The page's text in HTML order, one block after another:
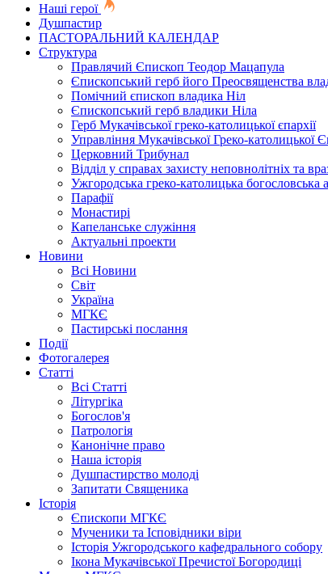
Наші герої
Душпастир
ПАСТОРАЛЬНИЙ КАЛЕНДАР
Структура
Правлячий Єпископ Теодор Мацапула
Єпископський герб його Преосвященства
Помічний єпископ владика Ніл
Єпископський герб владики Ніла
Герб Мукачівської греко-католицької єпархії
Управління Мукачівської Греко-католицької
Церковний Трибунал
Відділ у справах захисту неповнолітніх та
Ужгородська греко-католицька
Парафії
Монастирі
Капеланське служіння
Актуальні проекти
Новини
Всі Новини
Світ
Україна
МГКЄ
Пастирські послання
Події
Фотогалерея
Статті
Всі Статті
Літургіка
Богослов'я
Патрологія
Канонічне право
Наша історія
Душпастирство молоді
Запитати Священика
Історія
Єпископи МГКЄ
Мученики та Ісповідники віри
Історія Ужгородського кафедрального собору
Ікона Мукачівської Пречистої Богородиці